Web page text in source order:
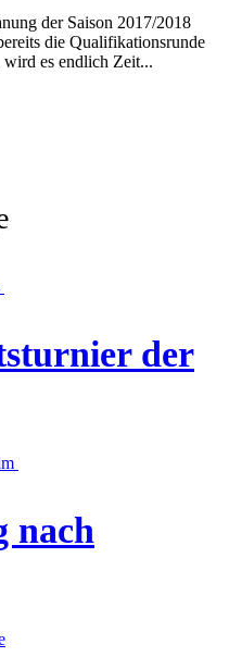
der Saison 2017/2018
die Qualifikationsrunde
wird es endlich Zeit...
der
nach